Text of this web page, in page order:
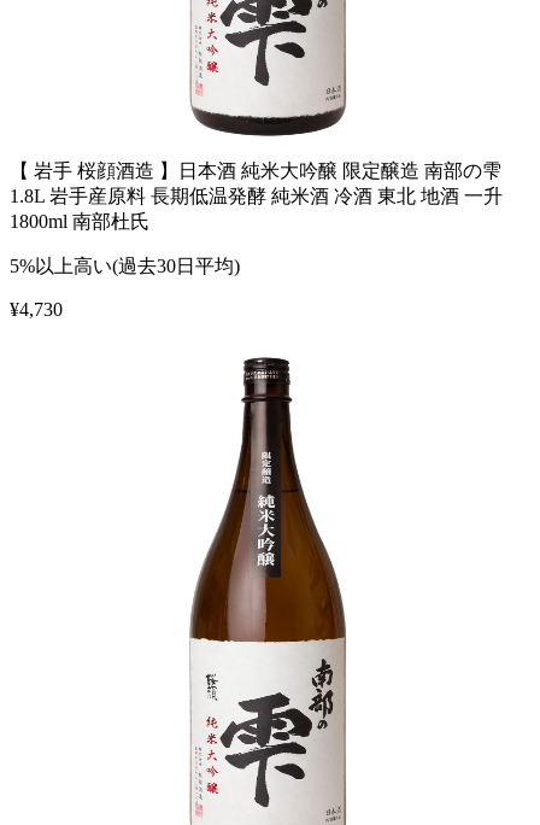
【 岩手 桜顔酒造 】日本酒 純米大吟醸 限定醸造 南部の雫
1.8L 岩手産原料 長期低温発酵 純米酒 冷酒 東北 地酒 一升
1800ml 南部杜氏
5%以上高い(過去30日平均)
¥4,730